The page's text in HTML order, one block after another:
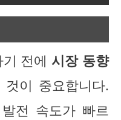
기 전에시장 동향
이 중요합니다.
전 속도가 빠르